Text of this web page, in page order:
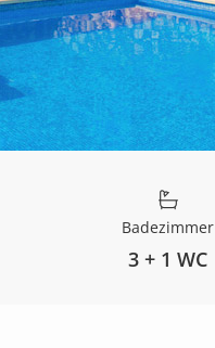
Badezimmer
3 + 1 WC